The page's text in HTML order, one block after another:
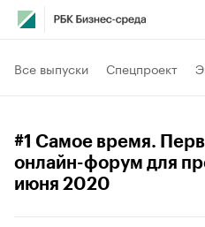
Все выпуски Спецпроект
#1 Самое время.
онлайн-форум для
июня 2020